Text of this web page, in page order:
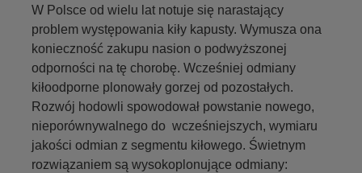
W Polsce od wielu lat notuje się narastający
problem występowania kiły kapusty. Wymusza ona
konieczność zakupu nasion o podwyższonej
odporności na tę chorobę. Wcześniej odmiany
kiłoodporne plonowały gorzej od pozostałych.
Rozwój hodowli spowodował powstanie nowego,
nieporównywalnego do wcześniejszych, wymiaru
jakości odmian z segmentu kiłowego. Świetnym
rozwiązaniem są wysokoplonujące odmiany: